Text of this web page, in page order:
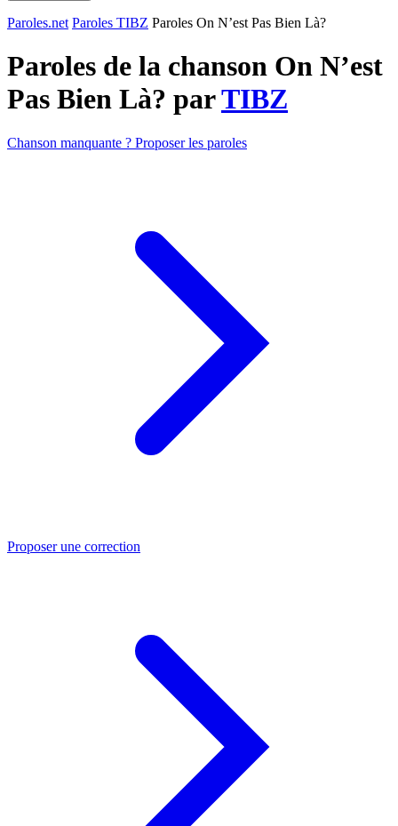
Paroles.net Paroles TIBZ Paroles On N’est Pas Bien Là?
Paroles de la chanson On N’est
Pas Bien Là? parTIBZ
Chanson manquante ? Proposer les paroles
Proposer une correction